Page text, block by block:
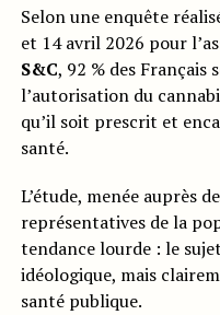
Selon une enquête
et 14 avril 2026 pour
S&C, 92 % des Français
l’autorisation du
qu’il soit prescrit et
santé.
L’étude, menée auprès
représentatives de la
tendance lourde : le
idéologique, mais
santé publique.